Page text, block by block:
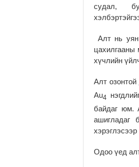
судал,
Алт нь уян
цахилгааны
хүчлийн
Алт
Au4
байдаг юм.
ашигладаг
хэрэглэсээр
Одоо үед